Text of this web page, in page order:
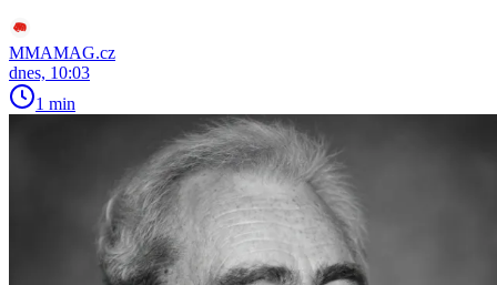
MMAMAG.cz
dnes, 10:03
1 min